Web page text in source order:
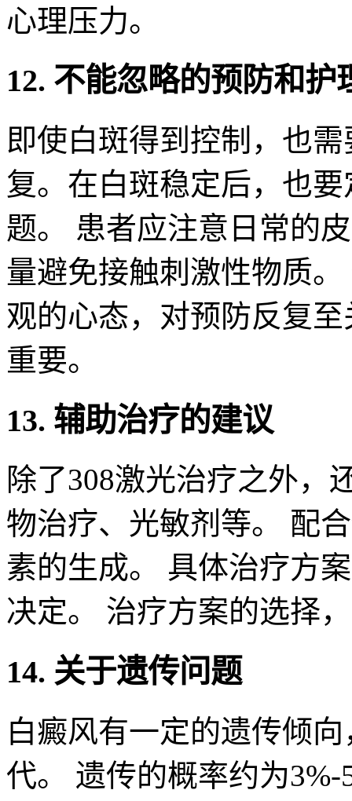
心理压力。
12. 不能忽略的预防和护
即使白斑得到控制，也
复。在白斑稳定后，也
题。 患者应注意日常的
量避免接触刺激性物质
观的心态，对预防反复
重要。
13. 辅助治疗的建议
除了308激光治疗之外，
物治疗、光敏剂等。 配
素的生成。 具体治疗方
决定。 治疗方案的选择
14. 关于遗传问题
白癜风有一定的遗传倾
代。 遗传的概率约为